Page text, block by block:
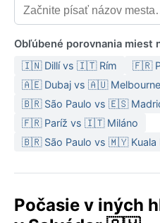
Obľúbené porovnania miest
🇮🇳 Dillí vs 🇮🇹 Rím
🇫🇷
🇦🇪 Dubaj vs 🇦🇺 Melbourne
🇧🇷 São Paulo vs 🇪🇸
🇫🇷 Paríž vs 🇮🇹 Miláno
🇧🇷 São Paulo vs 🇲🇾 Kuala
Počasie v iných